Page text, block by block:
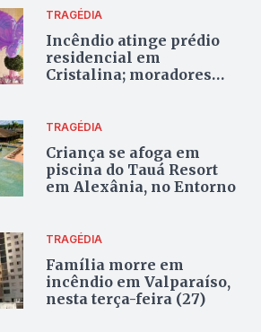
TRAGÉDIA
Incêndio atinge prédio
residencial em
Cristalina; moradores
TRAGÉDIA
Criança se afoga em
piscina do Tauá Resort
em Alexânia, no Entorno
TRAGÉDIA
Família morre em
incêndio em Valparaíso,
nesta terça-feira (27)